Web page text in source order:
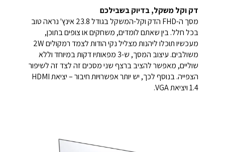
דק וקל משקל, בדיוק בשבילכם
מסך ה-FHD הדק וקל-המשקל בגודל 23.8 אינץ' נראה טוב
בכל חלל. בין שאתם לומדים, משחקים או צופים בתוכן,
מעכשיו תוכלו ליהנות מצליל נקי הודות לצמד רמקולים 2W
משולבים. עיצוב המסך, ש-3 מפאותיו דקות במיוחד וללא
שוליים, מאפשר להציב ברצף שני מסכים זה לצד זה לשיפור
הצפייה. בנוסף לכך, יש יותר אפשרויות חיבור – יציאת HDMI
1.4 ויציאת VGA.